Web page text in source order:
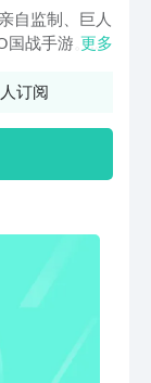
自监制、巨人
国战手游。原
，五大职业
雄争霸、皇城
构筑公平竞技
极品装备千
，轻松实现征
倍高
更多
订阅